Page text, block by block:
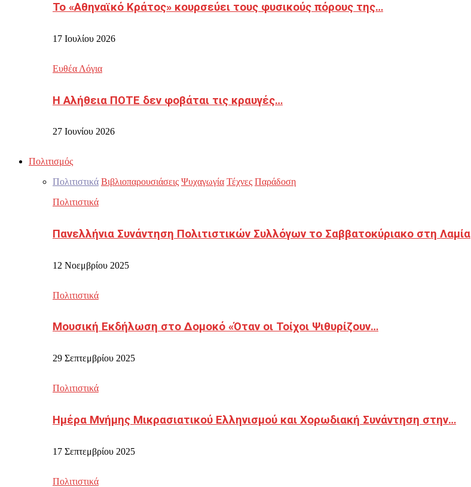
Το «Αθηναϊκό Κράτος» κουρσεύει τους φυσικούς πόρους της…
17 Ιουλίου 2026
Ευθέα Λόγια
Η Αλήθεια ΠΟΤΕ δεν φοβάται τις κραυγές…
27 Ιουνίου 2026
Πολιτισμός
Πολιτιστικά Βιβλιοπαρουσιάσεις Ψυχαγωγία Τέχνες Παράδοση
Πολιτιστικά
Πανελλήνια Συνάντηση Πολιτιστικών Συλλόγων το Σαββατοκύριακο στη Λαμία
12 Νοεμβρίου 2025
Πολιτιστικά
Μουσική Εκδήλωση στο Δομοκό «Όταν οι Τοίχοι Ψιθυρίζουν…
29 Σεπτεμβρίου 2025
Πολιτιστικά
Ημέρα Μνήμης Μικρασιατικού Ελληνισμού και Χορωδιακή Συνάντηση στην…
17 Σεπτεμβρίου 2025
Πολιτιστικά